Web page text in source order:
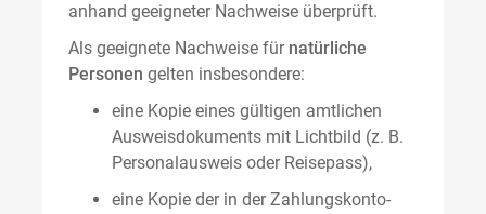
anhand geeigneter Nachweise überprüft.
Als geeignete Nachweise für natürliche
Personen gelten insbesondere:
eine Kopie eines gültigen amtlichen
Ausweisdokuments mit Lichtbild (z. B.
Personalausweis oder Reisepass),
eine Kopie der in der Zahlungskonto-